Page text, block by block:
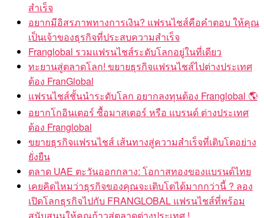
สำเร็จ
อยากมีอิสรภาพทางการเงิน? แฟรนไชส์คือคำตอบ ให้คุณ
เป็นเจ้าของธุรกิจที่ประสบความสำเร็จ
Franglobal รวมแฟรนไชส์ระดับโลกอยู่ในที่เดียว
ทะยานสู่ตลาดโลก! ขยายธุรกิจแฟรนไชส์ไปต่างประเทศ
ต้อง FranGlobal
แฟรนไชส์ชั้นนำระดับโลก อยากลงทุนต้อง Franglobal 🌎
อยากโกอินเตอร์ ซื้อมาสเตอร์ หรือ แบรนด์ ต่างประเทศ
ต้อง Franglobal
ขยายธุรกิจแฟรนไชส์ เส้นทางสู่ความสำเร็จที่เติบโตอย่าง
ยั่งยืน
ตลาด UAE ตะวันออกกลาง: โอกาสทองของแบรนด์ไทย
เคยคิดไหมว่าธุรกิจของคุณจะเติบโตได้มากกว่านี้ ? ลอง
เปิดโลกธุรกิจไปกับ FRANGLOBAL แฟรนไชส์ที่พร้อม